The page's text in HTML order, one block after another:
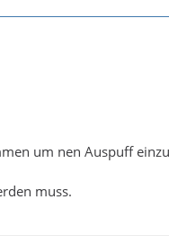
um nen Auspuff
muss.